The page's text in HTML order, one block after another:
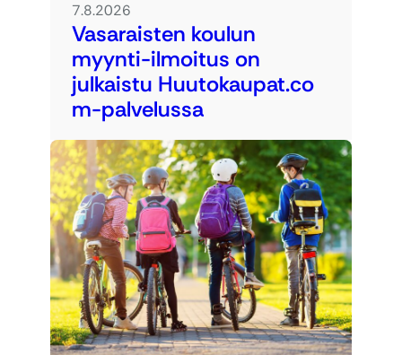
7.8.2026
Vasaraisten koulun
myynti-ilmoitus on
julkaistu Huutokaupat.co
m-palvelussa